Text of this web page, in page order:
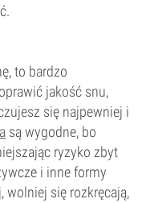
to bardzo
jakość snu,
się najpewniej i
są wygodne, bo
ryzyko zbyt
i inne formy
wolniej się rozkręcają,